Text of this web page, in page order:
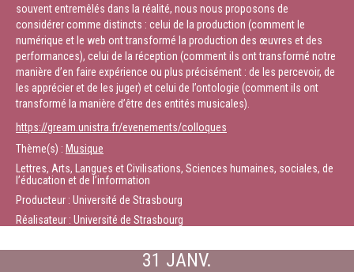
souvent entremêlés dans la réalité, nous nous proposons de
considérer comme distincts : celui de la production (comment le
numérique et le web ont transformé la production des œuvres et des
performances), celui de la réception (comment ils ont transformé notre
manière d’en faire expérience ou plus précisément : de les percevoir, de
les apprécier et de les juger) et celui de l’ontologie (comment ils ont
transformé la manière d’être des entités musicales).
https://gream.unistra.fr/evenements/colloques
Thème(s) : Musique
Lettres, Arts, Langues et Civilisations, Sciences humaines, sociales, de
l’éducation et de l’information
Producteur : Université de Strasbourg
Réalisateur : Université de Strasbourg
31 JANV.